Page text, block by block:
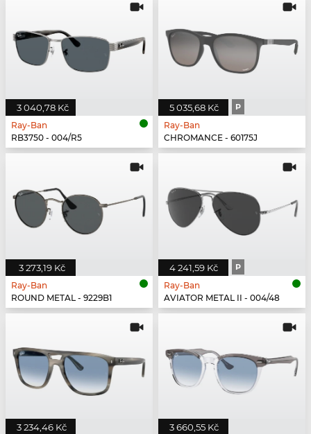
3 040,78 Kč
Ray-Ban
RB3750 - 004/R5
5 035,68 Kč P
Ray-Ban
CHROMANCE - 60175J
3 273,19 Kč
Ray-Ban
ROUND METAL - 9229B1
4 241,59 Kč P
Ray-Ban
AVIATOR METAL II - 004/48
3 234,46 Kč 3 660,55 Kč